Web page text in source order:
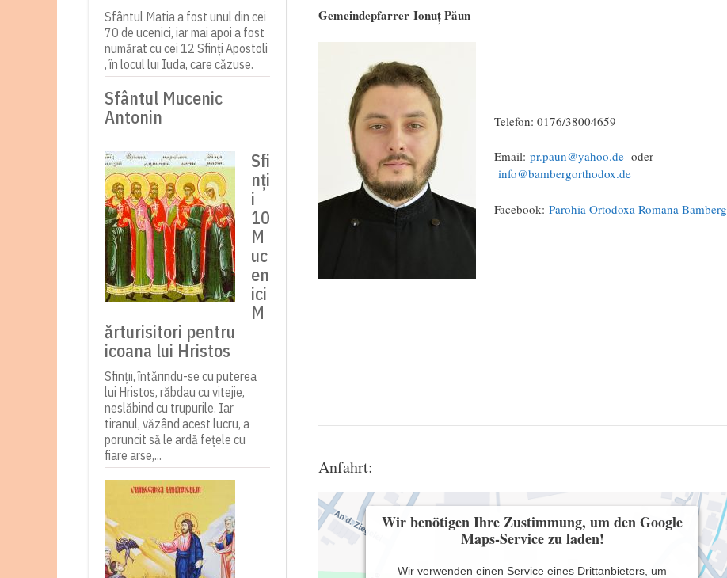
Gemeindepfarrer Ionuț Păun
Telefon: 0176/38004659
Email: pr.paun@yahoo.deoder
info@bambergorthodox.de
Facebook: Parohia Ortodoxa Romana Bamberg
Anfahrt:
Wir benötigen Ihre Zustimmung, um den Google
Maps-Service zu laden!
Wir verwenden einen Service eines Drittanbieters, um
Sfântul Matia a fost unul din cei
70 de ucenici, iar mai apoi a fost
numărat cu cei 12 Sfinți Apostoli
, în locul lui Iuda, care căzuse.
Sfântul Mucenic
Antonin
Sfi
nți
i
10
M
uc
en
ici
M
ărturisitori pentru
icoana lui Hristos
Sfinții, întărindu-se cu puterea
lui Hristos, răbdau cu vitejie,
neslăbind cu trupurile. Iar
tiranul, văzând acest lucru, a
poruncit să le ardă fețele cu
fiare arse,...